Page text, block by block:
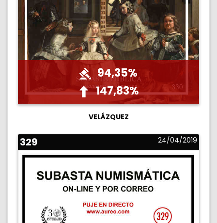
94,35%
147,83%
VELÁZQUEZ
329 24/04/2019